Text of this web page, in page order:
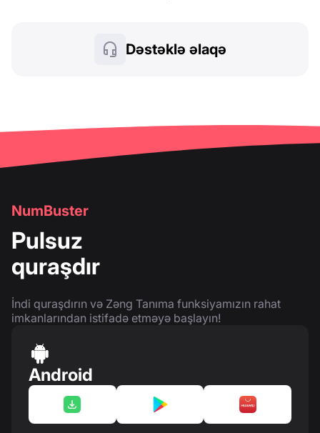
Dəstəklə əlaqə
NumBuster
Pulsuz
quraşdır
İndi quraşdırın və Zəng Tanıma funksiyamızın rahat
imkanlarından istifadə etməyə başlayın!
Android